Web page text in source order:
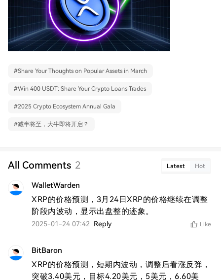
#Share Your Thoughts on Popular Assets in March
#Win 400 USDT: Share Your Crypto Loans Trades
#2025 Crypto Ecosystem Annual Gala
#减半将至，大牛即将开启？
All Comments 2 Latest Hot
WalletWarden
XRP的价格预测，3月24日XRP的价格继续在调整
阶段内波动，显示出盘整的迹象。
2025-01-24 07:42 Reply Like
BitBaron
XRP的价格预测，短期内波动，调整后看涨反弹，
突破3.40美元，目标4.20美元，5美元，6.60美